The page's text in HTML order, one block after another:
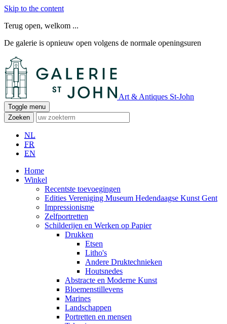
Skip to the content
Terug open, welkom ...
De galerie is opnieuw open volgens de normale openingsuren
Art & Antiques St-John
Toggle menu
Zoeken
NL
FR
EN
Home
Winkel
Recentste toevoegingen
Edities Vereniging Museum Hedendaagse Kunst Gent
Impressionisme
Zelfportretten
Schilderijen en Werken op Papier
Drukken
Etsen
Litho's
Andere Druktechnieken
Houtsnedes
Abstracte en Moderne Kunst
Bloemenstillevens
Marines
Landschappen
Portretten en mensen